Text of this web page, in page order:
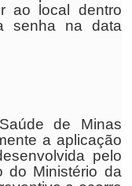
ao local dentro
senha na data
de Minas
a aplicação
pelo
do Ministério da